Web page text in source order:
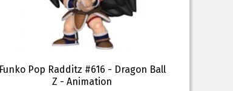
Funko Pop Radditz #616 - Dragon Ball
Z - Animation